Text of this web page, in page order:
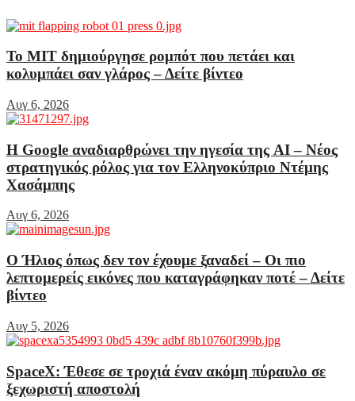
Το MIT δημιούργησε ρομπότ που πετάει και
κολυμπάει σαν γλάρος – Δείτε βίντεο
Αυγ 6, 2026
Η Google αναδιαρθρώνει την ηγεσία της AI – Νέος
στρατηγικός ρόλος για τον Ελληνοκύπριο Ντέμης
Χασάμπης
Αυγ 6, 2026
Ο Ήλιος όπως δεν τον έχουμε ξαναδεί – Οι πιο
λεπτομερείς εικόνες που καταγράφηκαν ποτέ – Δείτε
βίντεο
Αυγ 5, 2026
SpaceX: Έθεσε σε τροχιά έναν ακόμη πύραυλο σε
ξεχωριστή αποστολή